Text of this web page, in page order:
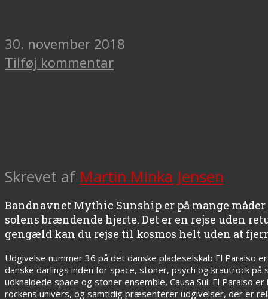
30. november 2018
Tilføj kommentar
Skrevet af Martin Minka Jensen
Bandnavnet Mythic Sunship er på mange
solens brændende hjerte. Det er en rejse uden
gengæld kan du rejse til kosmos helt uden at
Udgivelse nummer 36 på det danske pladeselskab El Paraiso
danske darlings inden for space, stoner, psych og krautrock
udknaldede space og stoner ensemble, Causa Sui. El Paraiso
rockens univers, og samtidig præsenterer udgivelser, der er